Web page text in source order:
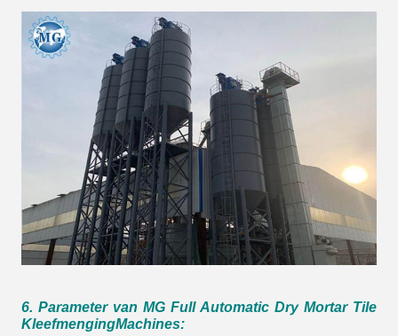
6. Parameter van MG Full Automatic Dry Mortar Tile
KleefmengingMachines: